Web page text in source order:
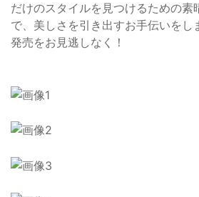
だけのスタイルを見つけるための素
で、美しさを引き出すお手伝いをし
発売をお見逃しなく！